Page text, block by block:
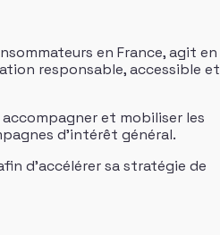
en France, agit en
responsable, accessible et
et mobiliser les
d’intérêt général.
d’accélérer sa stratégie de